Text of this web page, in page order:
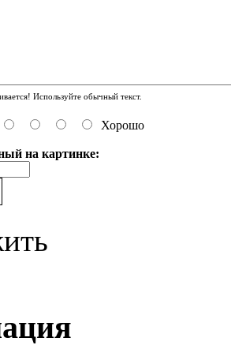
Используйте обычный текст.
Хорошо
на картинке: